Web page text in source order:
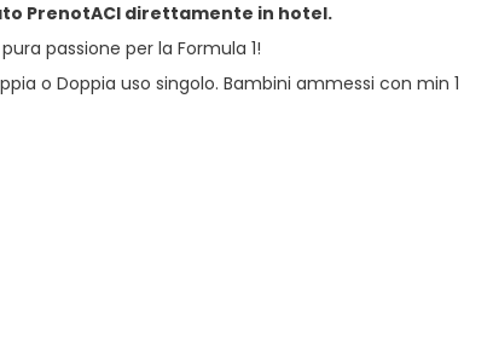
PrenotACI direttamente in hotel.
passione per la Formula 1!
o Doppia uso singolo. Bambini ammessi con min 1